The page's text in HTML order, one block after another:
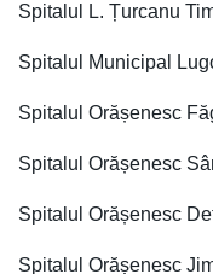
Spitalul L. Țurcanu
Spitalul Municipal
Spitalul Orășenesc
Spitalul Orășenesc
Spitalul Orășenesc
Spitalul Orășenesc